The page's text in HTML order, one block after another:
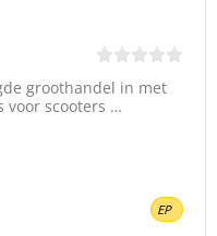
EP
groothandel in met
voor scooters …